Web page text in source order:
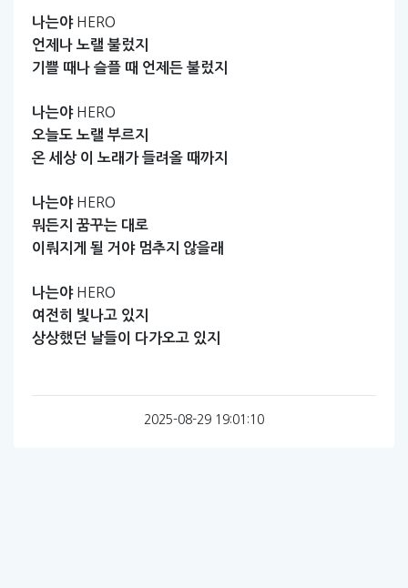
나는야HERO
언제나 노랠 불렀지
기쁠 때나 슬플 때 언제든 불렀지
나는야HERO
오늘도 노랠 부르지
온 세상 이 노래가 들려올 때까지
나는야HERO
뭐든지 꿈꾸는 대로
이뤄지게 될 거야 멈추지 않을래
나는야HERO
여전히 빛나고 있지
상상했던 날들이 다가오고 있지
2025-08-29 19:01:10